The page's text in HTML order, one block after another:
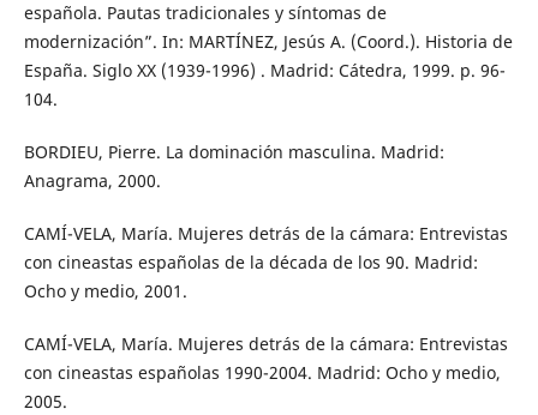
española. Pautas tradicionales y síntomas de
modernización”. In: MARTÍNEZ, Jesús A. (Coord.). Historia de
España. Siglo XX (1939-1996) . Madrid: Cátedra, 1999. p. 96-
104.
BORDIEU, Pierre. La dominación masculina. Madrid:
Anagrama, 2000.
CAMÍ-VELA, María. Mujeres detrás de la cámara: Entrevistas
con cineastas españolas de la década de los 90. Madrid:
Ocho y medio, 2001.
CAMÍ-VELA, María. Mujeres detrás de la cámara: Entrevistas
con cineastas españolas 1990-2004. Madrid: Ocho y medio,
2005.